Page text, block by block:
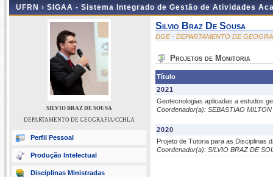
UFRN › SIGAA - Sistema Integrado de Gestão de Atividades
SILVIO BRAZ DE SOUSA
DEPARTAMENTO DE GEOGRAFIA/CCHLA
Perfil Pessoal
Produção Intelectual
Disciplinas Ministradas
Silvio Braz De Sousa
DGE - DEPARTAMENTO DE
Projetos de Monitoria
Título
2021
Geotecnologias aplicadas a estudos
Coordenador(a): SEBASTIAO
2020
Projeto de Tutoria para as Disciplinas
Coordenador(a): SILVIO BRAZ DE